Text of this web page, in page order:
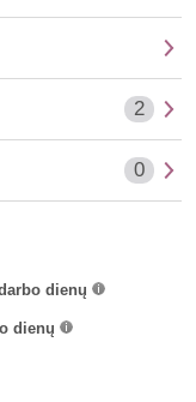
2
0
dienų
dienų